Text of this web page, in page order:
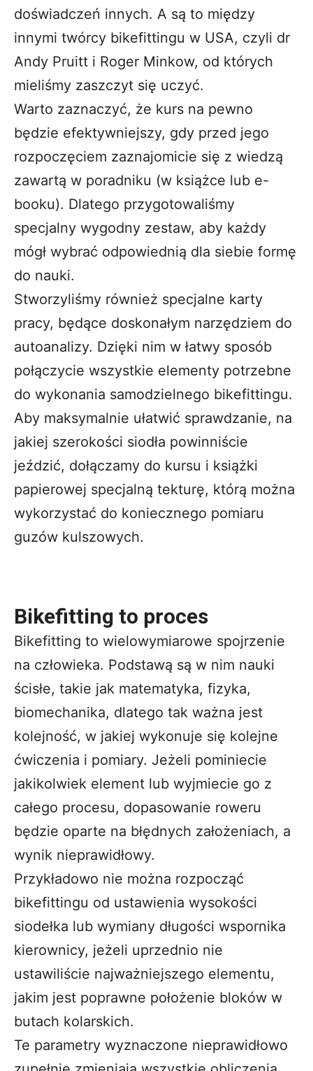
doświadczeń innych. A są to między
innymi twórcy bikefittingu w USA, czyli dr
Andy Pruitt i Roger Minkow, od których
mieliśmy zaszczyt się uczyć.
Warto zaznaczyć, że kurs na pewno
będzie efektywniejszy, gdy przed jego
rozpoczęciem zaznajomicie się z wiedzą
zawartą w poradniku (w książce lub e-
booku). Dlatego przygotowaliśmy
specjalny wygodny zestaw, aby każdy
mógł wybrać odpowiednią dla siebie formę
do nauki.
Stworzyliśmy również specjalne karty
pracy, będące doskonałym narzędziem do
autoanalizy. Dzięki nim w łatwy sposób
połączycie wszystkie elementy potrzebne
do wykonania samodzielnego bikefittingu.
Aby maksymalnie ułatwić sprawdzanie, na
jakiej szerokości siodła powinniście
jeździć, dołączamy do kursu i książki
papierowej specjalną tekturę, którą można
wykorzystać do koniecznego pomiaru
guzów kulszowych.
Bikefitting to proces
Bikefitting to wielowymiarowe spojrzenie
na człowieka. Podstawą są w nim nauki
ścisłe, takie jak matematyka, fizyka,
biomechanika, dlatego tak ważna jest
kolejność, w jakiej wykonuje się kolejne
ćwiczenia i pomiary. Jeżeli pominiecie
jakikolwiek element lub wyjmiecie go z
całego procesu, dopasowanie roweru
będzie oparte na błędnych założeniach, a
wynik nieprawidłowy.
Przykładowo nie można rozpocząć
bikefittingu od ustawienia wysokości
siodełka lub wymiany długości wspornika
kierownicy, jeżeli uprzednio nie
ustawiliście najważniejszego elementu,
jakim jest poprawne położenie bloków w
butach kolarskich.
Te parametry wyznaczone nieprawidłowo